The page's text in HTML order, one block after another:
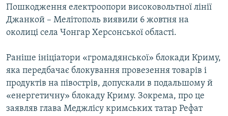
Пошкодження електроопори високовольтної лінії
Джанкой – Мелітополь виявили 6 жовтня на
околиці села Чонгар Херсонської області.
Раніше ініціатори «громадянської» блокади Криму,
яка передбачає блокування провезення товарів і
продуктів на півострів, допускали в подальшому й
«енергетичну» блокаду Криму. Зокрема, про це
заявляв глава Меджлісу кримських татар Рефат